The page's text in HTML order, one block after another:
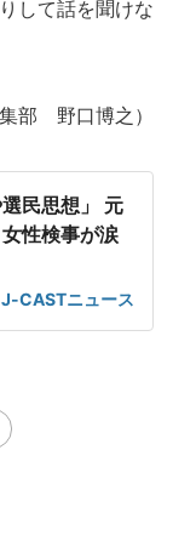
して話を聞けな
部 野口博之）
民思想」 元
性検事が涙
J-CASTニュース